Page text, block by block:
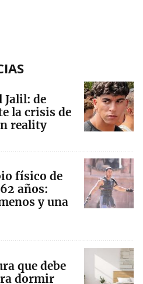
Jalil: de
la crisis de
reality
físico de
años:
y una
que debe
dormir